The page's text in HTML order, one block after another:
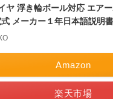
ヤ 浮き輪ボール対応 エア
メーカー１年日本語説明
Amazon
楽天市場